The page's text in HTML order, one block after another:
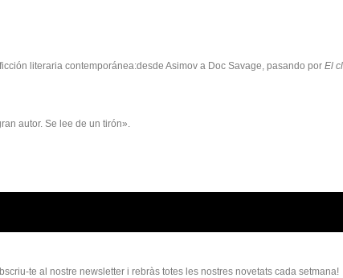
literaria contemporánea:desde Asimov a Doc Savage, pasando por El
autor. Se lee de un tirón».
te al nostre newsletter i rebràs totes les nostres novetats cada setmana!